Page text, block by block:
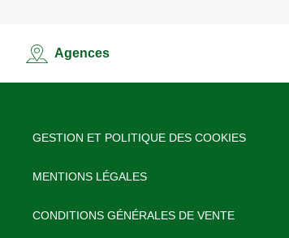
Agences
GESTION ET POLITIQUE DES COOKIES
MENTIONS LÉGALES
CONDITIONS GÉNÉRALES DE VENTE